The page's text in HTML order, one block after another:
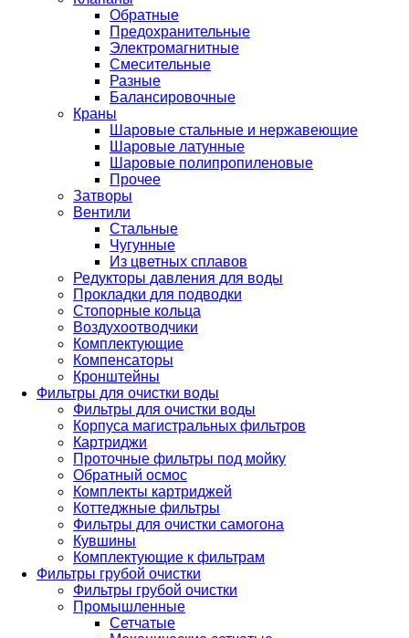
Обратные
Предохранительные
Электромагнитные
Смесительные
Разные
Балансировочные
Краны
Шаровые стальные и нержавеющие
Шаровые латунные
Шаровые полипропиленовые
Прочее
Затворы
Вентили
Стальные
Чугунные
Из цветных сплавов
Редукторы давления для воды
Прокладки для подводки
Стопорные кольца
Воздухоотводчики
Комплектующие
Компенсаторы
Кронштейны
Фильтры для очистки воды
Фильтры для очистки воды
Корпуса магистральных фильтров
Картриджи
Проточные фильтры под мойку
Обратный осмос
Комплекты картриджей
Коттеджные фильтры
Фильтры для очистки самогона
Кувшины
Комплектующие к фильтрам
Фильтры грубой очистки
Фильтры грубой очистки
Промышленные
Сетчатые